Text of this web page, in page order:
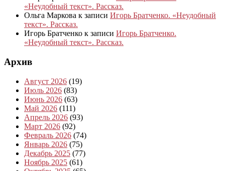
«Неудобный текст». Рассказ.
Ольга Маркова к записи Игорь Братченко. «Неудобный
текст». Рассказ.
Игорь Братченко к записи Игорь Братченко.
«Неудобный текст». Рассказ.
Архив
Август 2026 (19)
Июль 2026 (83)
Июнь 2026 (63)
Май 2026 (111)
Апрель 2026 (93)
Март 2026 (92)
Февраль 2026 (74)
Январь 2026 (75)
Декабрь 2025 (77)
Ноябрь 2025 (61)